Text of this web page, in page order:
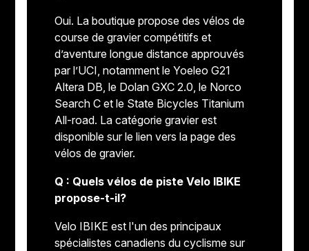
Oui. La boutique propose des vélos de
course de gravier compétitifs et
d’aventure longue distance approuvés
par l’UCI, notamment le Yoeleo G21
Altera DB, le Dolan GXC 2.0, le Norco
Search C et le State Bicycles Titanium
All-road. La catégorie gravier est
disponible sur le lien vers la page des
vélos de gravier.
Q : Quels vélos de piste Velo IBIKE
propose-t-il?
Velo IBIKE est l'un des principaux
spécialistes canadiens du cyclisme sur